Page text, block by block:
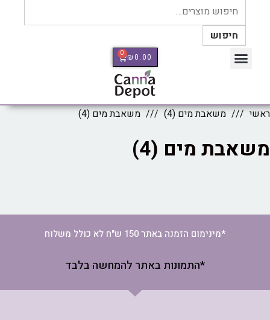
חיפוש
₪0.00
0
ראשי משאבת מים (4) משאבת מים (4)
משאבת מים (4)
*מינימום הזמנה באתר 150 ש"ח לא כולל משלוח
*התמונות באתר להמחשה בלבד